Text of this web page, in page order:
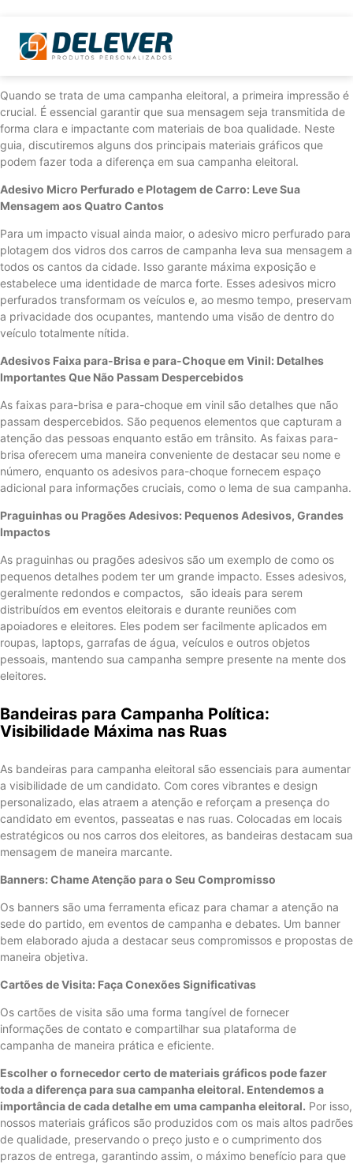
Quando se trata de uma campanha eleitoral, a primeira impressão é
crucial. É essencial garantir que sua mensagem seja transmitida de
forma clara e impactante com materiais de boa qualidade. Neste
guia, discutiremos alguns dos principais materiais gráficos que
podem fazer toda a diferença em sua campanha eleitoral.
Adesivo Micro Perfurado e Plotagem de Carro: Leve Sua
Mensagem aos Quatro Cantos
Para um impacto visual ainda maior, o adesivo micro perfurado para
plotagem dos vidros dos carros de campanha leva sua mensagem a
todos os cantos da cidade. Isso garante máxima exposição e
estabelece uma identidade de marca forte. Esses adesivos micro
perfurados transformam os veículos e, ao mesmo tempo, preservam
a privacidade dos ocupantes, mantendo uma visão de dentro do
veículo totalmente nítida.
Adesivos Faixa para-Brisa e para-Choque em Vinil: Detalhes
Importantes Que Não Passam Despercebidos
As faixas para-brisa e para-choque em vinil são detalhes que não
passam despercebidos. São pequenos elementos que capturam a
atenção das pessoas enquanto estão em trânsito. As faixas para-
brisa oferecem uma maneira conveniente de destacar seu nome e
número, enquanto os adesivos para-choque fornecem espaço
adicional para informações cruciais, como o lema de sua campanha.
Praguinhas ou Pragões Adesivos: Pequenos Adesivos, Grandes
Impactos
As praguinhas ou pragões adesivos são um exemplo de como os
pequenos detalhes podem ter um grande impacto. Esses adesivos,
geralmente redondos e compactos, são ideais para serem
distribuídos em eventos eleitorais e durante reuniões com
apoiadores e eleitores. Eles podem ser facilmente aplicados em
roupas, laptops, garrafas de água, veículos e outros objetos
pessoais, mantendo sua campanha sempre presente na mente dos
eleitores.
Bandeiras para Campanha Política:
Visibilidade Máxima nas Ruas
As bandeiras para campanha eleitoral são essenciais para aumentar
a visibilidade de um candidato. Com cores vibrantes e design
personalizado, elas atraem a atenção e reforçam a presença do
candidato em eventos, passeatas e nas ruas. Colocadas em locais
estratégicos ou nos carros dos eleitores, as bandeiras destacam sua
mensagem de maneira marcante.
Banners: Chame Atenção para o Seu Compromisso
Os banners são uma ferramenta eficaz para chamar a atenção na
sede do partido, em eventos de campanha e debates. Um banner
bem elaborado ajuda a destacar seus compromissos e propostas de
maneira objetiva.
Cartões de Visita: Faça Conexões Significativas
Os cartões de visita são uma forma tangível de fornecer
informações de contato e compartilhar sua plataforma de
campanha de maneira prática e eficiente.
Escolher o fornecedor certo de materiais gráficos pode fazer
toda a diferença para sua campanha eleitoral. Entendemos a
importância de cada detalhe em uma campanha eleitoral. Por isso,
nossos materiais gráficos são produzidos com os mais altos padrões
de qualidade, preservando o preço justo e o cumprimento dos
prazos de entrega, garantindo assim, o máximo benefício para que